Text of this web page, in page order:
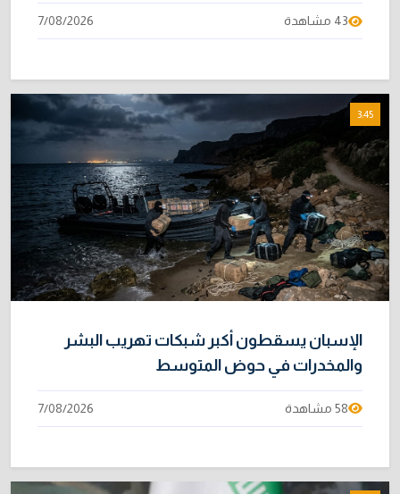
43 مشاهدة 7/08/2026
3:45
الإسبان يسقطون أكبر شبكات تهريب البشر
والمخدرات في حوض المتوسط
58 مشاهدة 7/08/2026